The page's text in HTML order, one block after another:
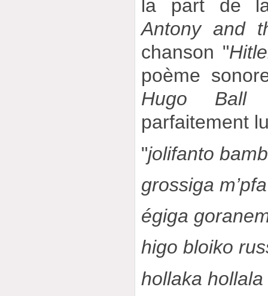
la part de
Antony and
chanson "
poème
Hugo Ball
parfaitement
"jolifanto
grossiga
égiga
higo bloiko
hollaka hollala